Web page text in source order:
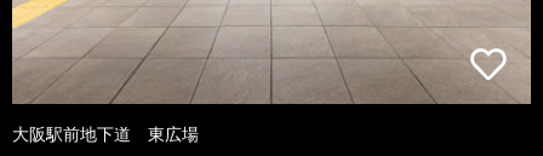
大阪駅前地下道 東広場